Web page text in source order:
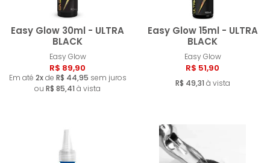
Easy Glow 30ml - ULTRA
BLACK
Easy Glow
R$ 89,90
Em até 2xde R$ 44,95 sem juros
ou R$ 85,41 à vista
Comprar
Easy Glow 15ml - ULTRA
BLACK
Easy Glow
R$ 51,90
R$ 49,31 à vista